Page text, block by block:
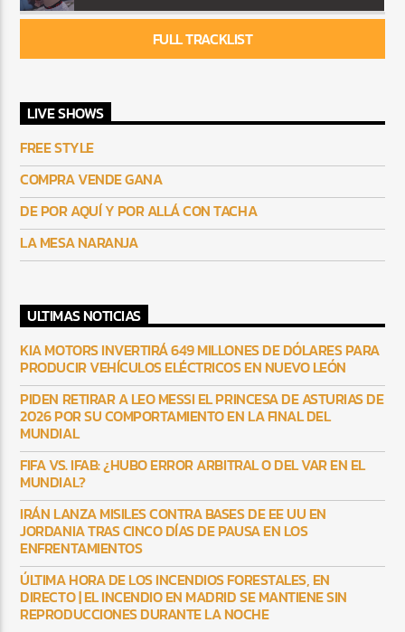
FULL TRACKLIST
LIVE SHOWS
FREE STYLE
COMPRA VENDE GANA
DE POR AQUÍ Y POR ALLÁ CON TACHA
LA MESA NARANJA
ULTIMAS NOTICIAS
KIA MOTORS INVERTIRÁ 649 MILLONES DE DÓLARES PARA
PRODUCIR VEHÍCULOS ELÉCTRICOS EN NUEVO LEÓN
PIDEN RETIRAR A LEO MESSI EL PRINCESA DE ASTURIAS DE
2026 POR SU COMPORTAMIENTO EN LA FINAL DEL
MUNDIAL
FIFA VS. IFAB: ¿HUBO ERROR ARBITRAL O DEL VAR EN EL
MUNDIAL?
IRÁN LANZA MISILES CONTRA BASES DE EE UU EN
JORDANIA TRAS CINCO DÍAS DE PAUSA EN LOS
ENFRENTAMIENTOS
ÚLTIMA HORA DE LOS INCENDIOS FORESTALES, EN
DIRECTO | EL INCENDIO EN MADRID SE MANTIENE SIN
REPRODUCCIONES DURANTE LA NOCHE